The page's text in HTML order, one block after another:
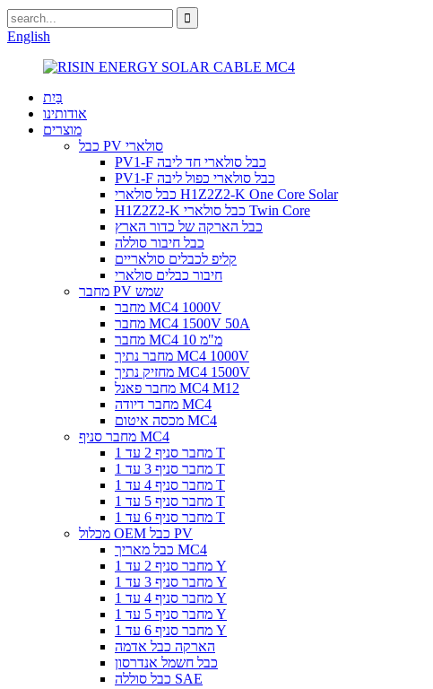
English
בַּיִת
אודותינו
מוצרים
כבל PV סולארי
PV1-F כבל סולארי חד ליבה
PV1-F כבל סולארי כפול ליבה
כבל סולארי H1Z2Z2-K One Core Solar
H1Z2Z2-K כבל סולארי Twin Core
כבל הארקה של כדור הארץ
כבל חיבור סוללה
קליפ לכבלים סולאריים
חיבור כבלים סולארי
מחבר PV שמש
מחבר MC4 1000V
מחבר MC4 1500V 50A
מחבר MC4 10 מ"מ
מחבר נתיך MC4 1000V
מחזיק נתיך MC4 1500V
מחבר פאנל MC4 M12
מחבר דיודה MC4
מכסה איטום MC4
מחבר סניף MC4
מחבר סניף 2 עד 1 T
מחבר סניף 3 עד 1 T
מחבר סניף 4 עד 1 T
מחבר סניף 5 עד 1 T
מחבר סניף 6 עד 1 T
מכלול OEM כבל PV
כבל מאריך MC4
מחבר סניף 2 עד 1 Y
מחבר סניף 3 עד 1 Y
מחבר סניף 4 עד 1 Y
מחבר סניף 5 עד 1 Y
מחבר סניף 6 עד 1 Y
הארקה כבל אדמה
כבל חשמל אנדרסון
כבל סוללה SAE